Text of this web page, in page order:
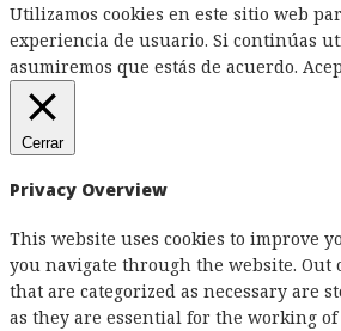
Utilizamos cookies en este sitio web
experiencia de usuario. Si continúas
asumiremos que estás de acuerdo.
Cerrar
Privacy Overview
This website uses cookies to improve
you navigate through the website. Out
that are categorized as necessary are
as they are essential for the working